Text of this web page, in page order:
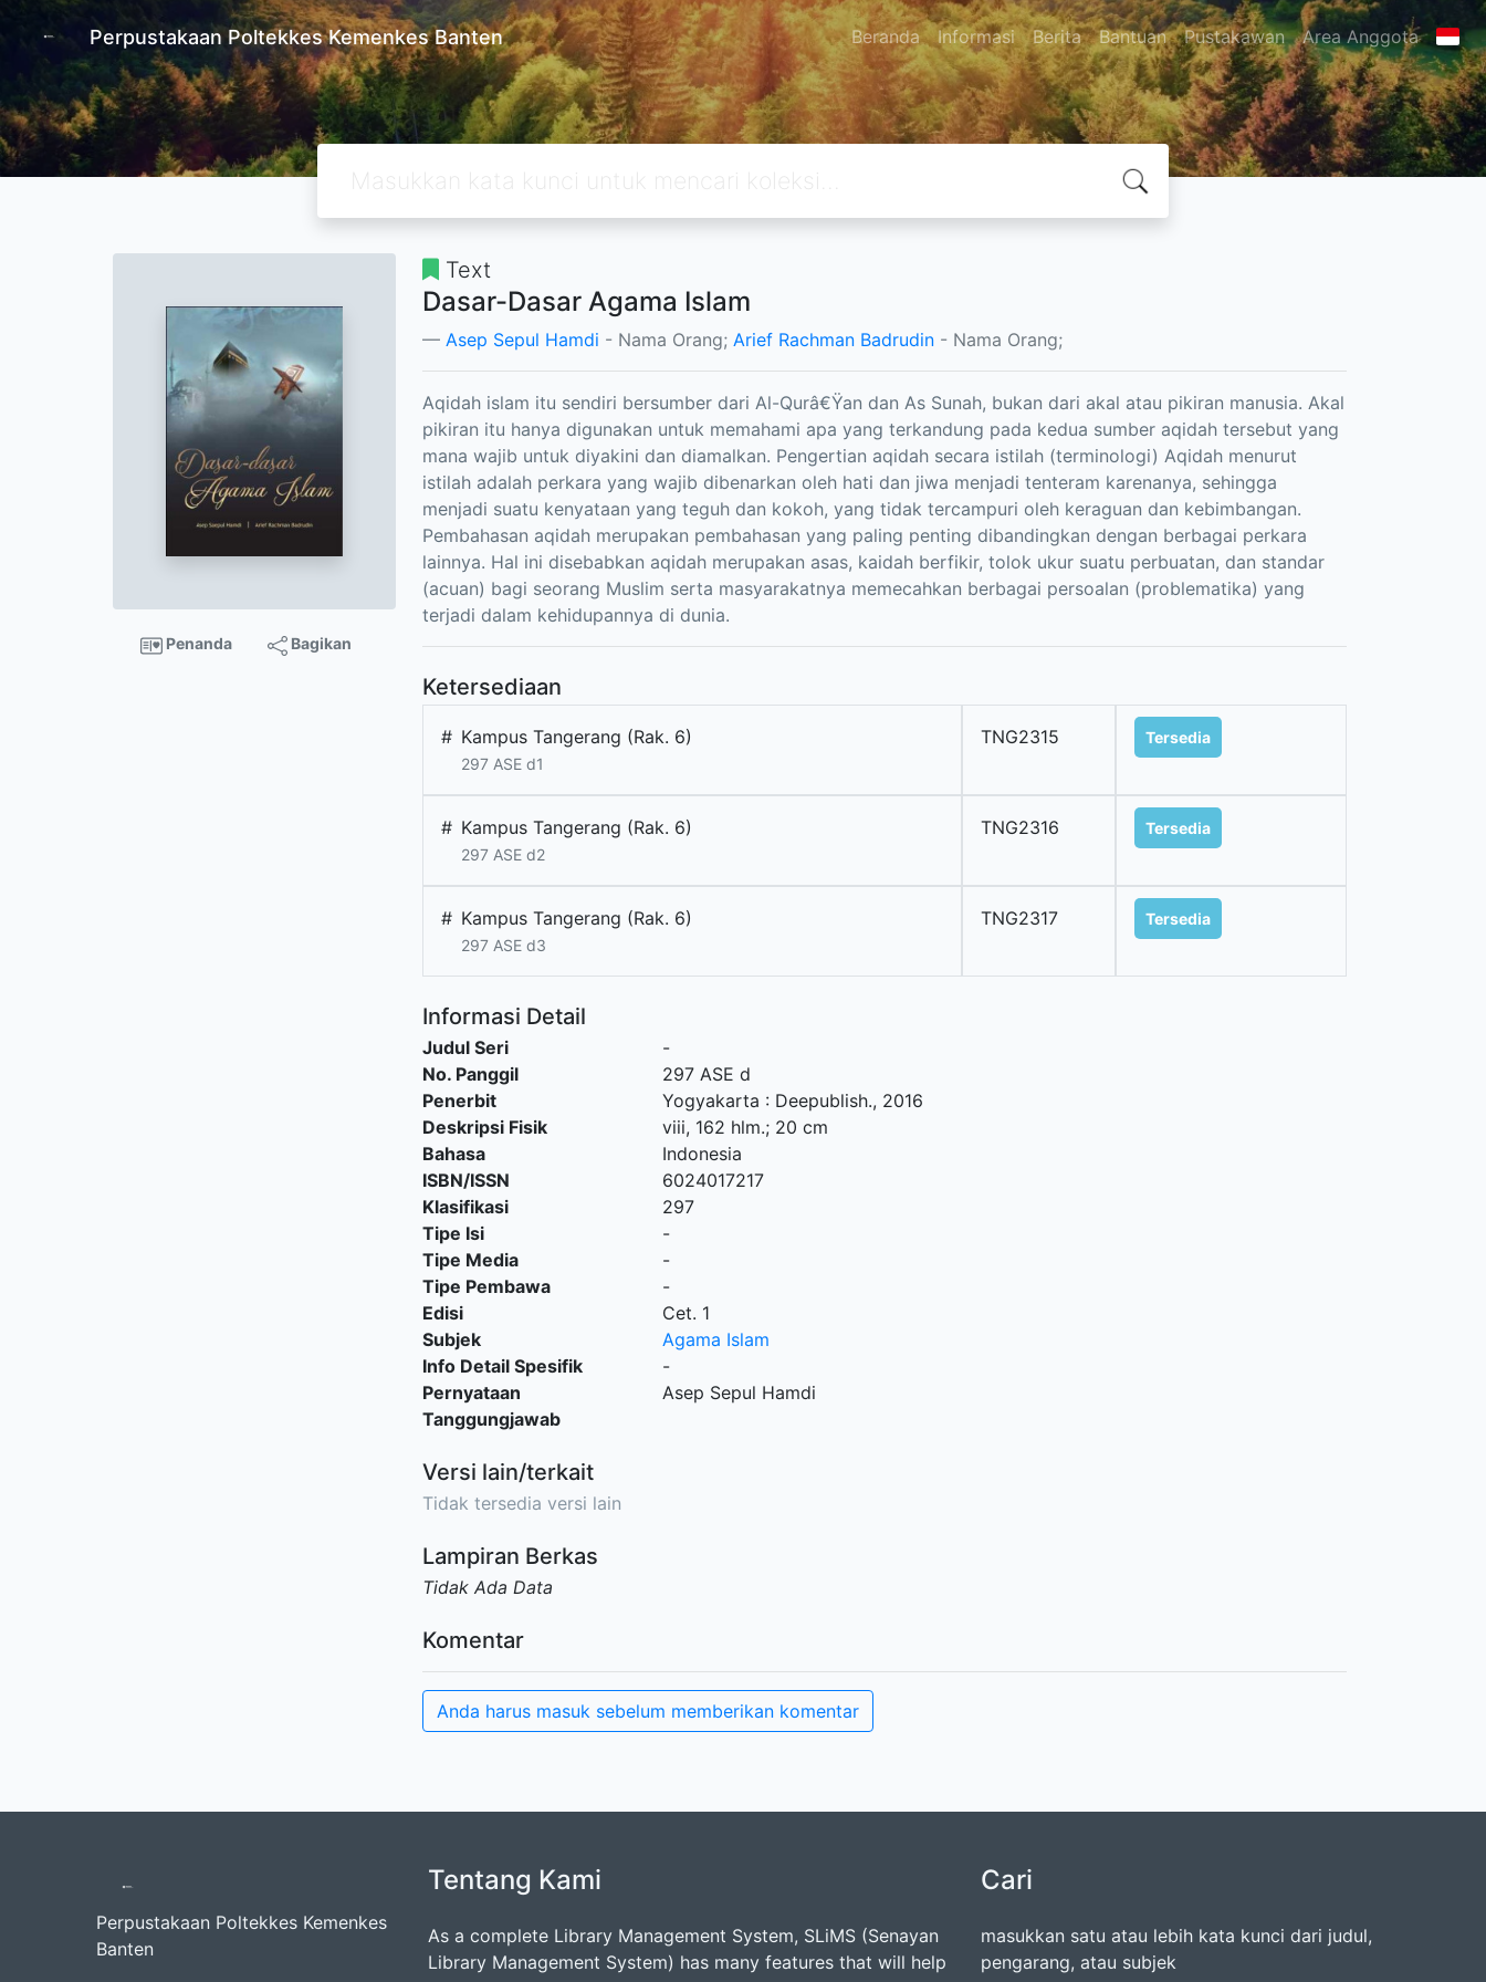
Perpustakaan Poltekkes Kemenkes Banten Beranda Informasi Berita Bantuan Pustakawan Area Anggota
Penanda Bagikan
Text
Dasar-Dasar Agama Islam
Asep Sepul Hamdi - Nama Orang; Arief Rachman Badrudin - Nama Orang;
Aqidah islam itu sendiri bersumber dari Al-Qurâ€Ÿan dan As Sunah, bukan dari akal atau pikiran manusia. Akal
pikiran itu hanya digunakan untuk memahami apa yang terkandung pada kedua sumber aqidah tersebut yang
mana wajib untuk diyakini dan diamalkan. Pengertian aqidah secara istilah (terminologi) Aqidah menurut
istilah adalah perkara yang wajib dibenarkan oleh hati dan jiwa menjadi tenteram karenanya, sehingga
menjadi suatu kenyataan yang teguh dan kokoh, yang tidak tercampuri oleh keraguan dan kebimbangan.
Pembahasan aqidah merupakan pembahasan yang paling penting dibandingkan dengan berbagai perkara
lainnya. Hal ini disebabkan aqidah merupakan asas, kaidah berfikir, tolok ukur suatu perbuatan, dan standar
(acuan) bagi seorang Muslim serta masyarakatnya memecahkan berbagai persoalan (problematika) yang
terjadi dalam kehidupannya di dunia.
Ketersediaan
# Kampus Tangerang (Rak. 6)
297 ASE d1
TNG2315 Tersedia
# Kampus Tangerang (Rak. 6)
297 ASE d2
TNG2316 Tersedia
# Kampus Tangerang (Rak. 6)
297 ASE d3
TNG2317 Tersedia
Informasi Detail
Judul Seri
-
No. Panggil
297 ASE d
Penerbit
Yogyakarta : Deepublish., 2016
Deskripsi Fisik
viii, 162 hlm.; 20 cm
Bahasa
Indonesia
ISBN/ISSN
6024017217
Klasifikasi
297
Tipe Isi
-
Tipe Media
-
Tipe Pembawa
-
Edisi
Cet. 1
Subjek
Agama Islam
Info Detail Spesifik
-
Pernyataan
Tanggungjawab
Asep Sepul Hamdi
Versi lain/terkait
Tidak tersedia versi lain
Lampiran Berkas
Tidak Ada Data
Komentar
Anda harus masuk sebelum memberikan komentar
Perpustakaan Poltekkes Kemenkes
Banten
Tentang Kami
As a complete Library Management System, SLiMS (Senayan
Library Management System) has many features that will help
Cari
masukkan satu atau lebih kata kunci dari judul,
pengarang, atau subjek